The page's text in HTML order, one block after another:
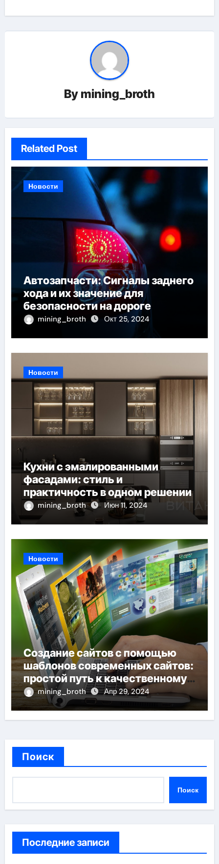
By mining_broth
Related Post
Новости
Автозапчасти: Сигналы заднего
хода и их значение для
безопасности на дороге
mining_broth Окт 25, 2024
Новости
Кухни с эмалированными
фасадами: стиль и
практичность в одном решении
mining_broth Июн 11, 2024
Новости
Создание сайтов с помощью
шаблонов современных сайтов:
простой путь к качественному
веб-присутствию
mining_broth Апр 29, 2024
Поиск
Поиск
Последние записи